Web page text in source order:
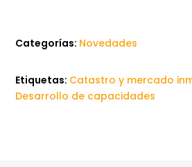
Categorías: Novedades
Etiquetas: Catastro y mercado
Desarrollo de capacidades